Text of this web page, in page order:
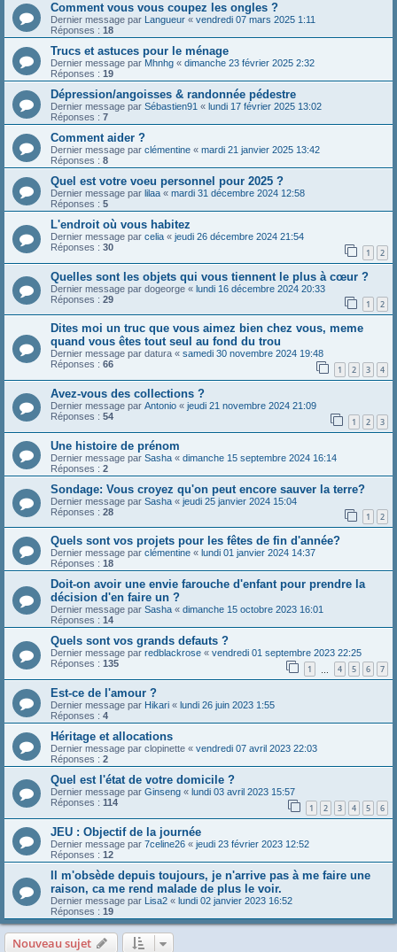
Comment vous vous coupez les ongles ?
Dernier message par Langueur « vendredi 07 mars 2025 1:11
Réponses : 18
Trucs et astuces pour le ménage
Dernier message par Mhnhg « dimanche 23 février 2025 2:32
Réponses : 19
Dépression/angoisses & randonnée pédestre
Dernier message par Sébastien91 « lundi 17 février 2025 13:02
Réponses : 7
Comment aider ?
Dernier message par clémentine « mardi 21 janvier 2025 13:42
Réponses : 8
Quel est votre voeu personnel pour 2025 ?
Dernier message par lilaa « mardi 31 décembre 2024 12:58
Réponses : 5
L'endroit où vous habitez
Dernier message par celia « jeudi 26 décembre 2024 21:54
Réponses : 30 1 2
Quelles sont les objets qui vous tiennent le plus à cœur ?
Dernier message par dogeorge « lundi 16 décembre 2024 20:33
Réponses : 29 1 2
Dites moi un truc que vous aimez bien chez vous, meme
quand vous êtes tout seul au fond du trou
Dernier message par datura « samedi 30 novembre 2024 19:48
Réponses : 66 1 2 3 4
Avez-vous des collections ?
Dernier message par Antonio « jeudi 21 novembre 2024 21:09
Réponses : 54 1 2 3
Une histoire de prénom
Dernier message par Sasha « dimanche 15 septembre 2024 16:14
Réponses : 2
Sondage: Vous croyez qu'on peut encore sauver la terre?
Dernier message par Sasha « jeudi 25 janvier 2024 15:04
Réponses : 28 1 2
Quels sont vos projets pour les fêtes de fin d'année?
Dernier message par clémentine « lundi 01 janvier 2024 14:37
Réponses : 18
Doit-on avoir une envie farouche d'enfant pour prendre la
décision d'en faire un ?
Dernier message par Sasha « dimanche 15 octobre 2023 16:01
Réponses : 14
Quels sont vos grands defauts ?
Dernier message par redblackrose « vendredi 01 septembre 2023 22:25
Réponses : 135 1 4 5 6 7
Est-ce de l'amour ?
Dernier message par Hikari « lundi 26 juin 2023 1:55
Réponses : 4
Héritage et allocations
Dernier message par clopinette « vendredi 07 avril 2023 22:03
Réponses : 2
Quel est l'état de votre domicile ?
Dernier message par Ginseng « lundi 03 avril 2023 15:57
Réponses : 114 1 2 3 4 5 6
JEU : Objectif de la journée
Dernier message par 7celine26 « jeudi 23 février 2023 12:52
Réponses : 12
Il m'obsède depuis toujours, je n'arrive pas à me faire une
raison, ca me rend malade de plus le voir.
Dernier message par Lisa2 « lundi 02 janvier 2023 16:52
Réponses : 19
Nouveau sujet